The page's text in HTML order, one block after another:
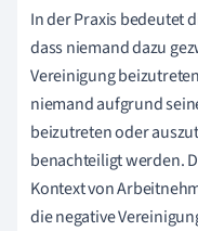
In der Praxis bedeutet
dass niemand dazu
Vereinigung
niemand aufgrund
beizutreten oder
benachteiligt werden.
Kontext von
die negative